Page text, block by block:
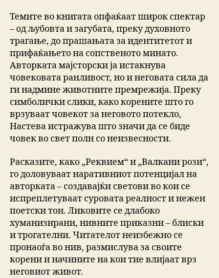
Темите во книгата опфаќаат широк спектар
– од љубовта и загубата, преку духовното
трагање, до прашањата за идентитетот и
прифаќањето на сопственото минато.
Авторката мајсторски ја истакнува
човековата ранливост, но и неговата сила да
ги надмине животните премрежија. Преку
симболички слики, како корените што го
врзуваат човекот за неговото потекло,
Настева истражува што значи да се биде
човек во свет полн со неизвесности.
Расказите, како „Реквием“ и „Валкани рози“,
го доловуваат наративниот потенцијал на
авторката – создавајќи светови во кои се
испреплетуваат суровата реалност и нежен
поетски тон. Ликовите се длабоко
хуманизирани, нивните приказни – блиски
и трогателни. Читателот неизбежно се
пронаоѓа во нив, размислува за своите
корени и начините на кои тие влијаат врз
неговиот живот.